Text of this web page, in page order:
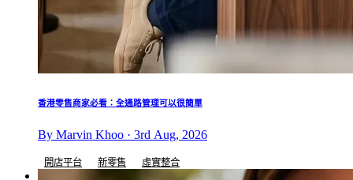
香港零售商家必看：全通路管理可以很簡單
By Marvin Khoo · 3rd Aug, 2026
開店平台 新零售 虛實整合